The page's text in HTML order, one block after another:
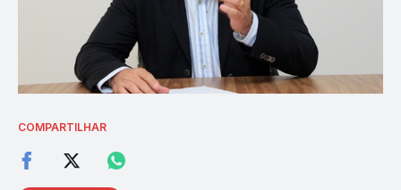
COMPARTILHAR